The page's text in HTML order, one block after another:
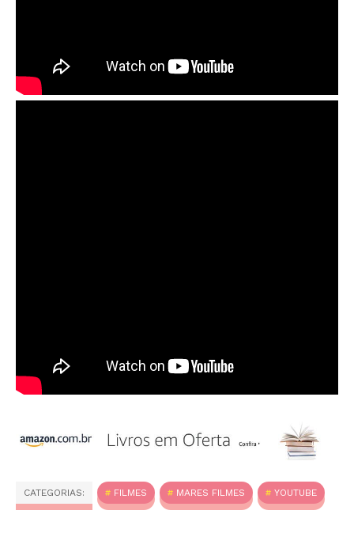
CATEGORIAS: FILMES MARES FILMES YOUTUBE